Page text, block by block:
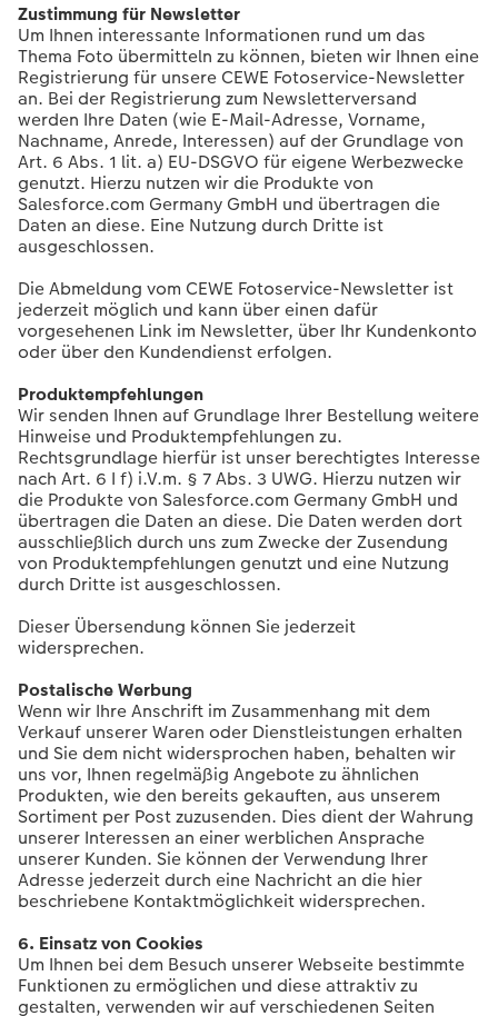
Zustimmung für Newsletter
Um Ihnen interessante Informationen rund um das
Thema Foto übermitteln zu können, bieten wir Ihnen eine
Registrierung für unsere CEWE Fotoservice-Newsletter
an. Bei der Registrierung zum Newsletterversand
werden Ihre Daten (wie E-Mail-Adresse, Vorname,
Nachname, Anrede, Interessen) auf der Grundlage von
Art. 6 Abs. 1 lit. a) EU-DSGVO für eigene Werbezwecke
genutzt. Hierzu nutzen wir die Produkte von
Salesforce.com Germany GmbH und übertragen die
Daten an diese. Eine Nutzung durch Dritte ist
ausgeschlossen.
Die Abmeldung vom CEWE Fotoservice-Newsletter ist
jederzeit möglich und kann über einen dafür
vorgesehenen Link im Newsletter, über Ihr Kundenkonto
oder über den Kundendienst erfolgen.
Produktempfehlungen
Wir senden Ihnen auf Grundlage Ihrer Bestellung weitere
Hinweise und Produktempfehlungen zu.
Rechtsgrundlage hierfür ist unser berechtigtes Interesse
nach Art. 6 I f) i.V.m. § 7 Abs. 3 UWG. Hierzu nutzen wir
die Produkte von Salesforce.com Germany GmbH und
übertragen die Daten an diese. Die Daten werden dort
ausschließlich durch uns zum Zwecke der Zusendung
von Produktempfehlungen genutzt und eine Nutzung
durch Dritte ist ausgeschlossen.
Dieser Übersendung können Sie jederzeit
widersprechen.
Postalische Werbung
Wenn wir Ihre Anschrift im Zusammenhang mit dem
Verkauf unserer Waren oder Dienstleistungen erhalten
und Sie dem nicht widersprochen haben, behalten wir
uns vor, Ihnen regelmäßig Angebote zu ähnlichen
Produkten, wie den bereits gekauften, aus unserem
Sortiment per Post zuzusenden. Dies dient der Wahrung
unserer Interessen an einer werblichen Ansprache
unserer Kunden. Sie können der Verwendung Ihrer
Adresse jederzeit durch eine Nachricht an die hier
beschriebene Kontaktmöglichkeit widersprechen.
6. Einsatz von Cookies
Um Ihnen bei dem Besuch unserer Webseite bestimmte
Funktionen zu ermöglichen und diese attraktiv zu
gestalten, verwenden wir auf verschiedenen Seiten